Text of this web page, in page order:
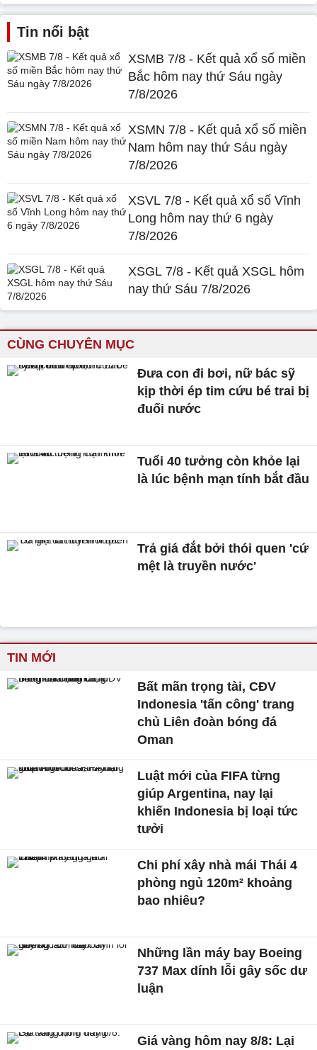
Tin nổi bật
XSMB 7/8 - Kết quả xổ số miền
Bắc hôm nay thứ Sáu ngày
7/8/2026
XSMN 7/8 - Kết quả xổ số miền
Nam hôm nay thứ Sáu ngày
7/8/2026
XSVL 7/8 - Kết quả xổ số Vĩnh
Long hôm nay thứ 6 ngày
7/8/2026
XSGL 7/8 - Kết quả XSGL hôm
nay thứ Sáu 7/8/2026
CÙNG CHUYÊN MỤC
Đưa con đi bơi, nữ bác sỹ
kịp thời ép tim cứu bé trai bị
đuối nước
Tuổi 40 tưởng còn khỏe lại
là lúc bệnh mạn tính bắt đầu
Trả giá đắt bởi thói quen 'cứ
mệt là truyền nước'
TIN MỚI
Bất mãn trọng tài, CĐV
Indonesia 'tấn công' trang
chủ Liên đoàn bóng đá
Oman
Luật mới của FIFA từng
giúp Argentina, nay lại
khiến Indonesia bị loại tức
tưởi
Chi phí xây nhà mái Thái 4
phòng ngủ 120m² khoảng
bao nhiêu?
Những lần máy bay Boeing
737 Max dính lỗi gây sốc dư
luận
Giá vàng hôm nay 8/8: Lại